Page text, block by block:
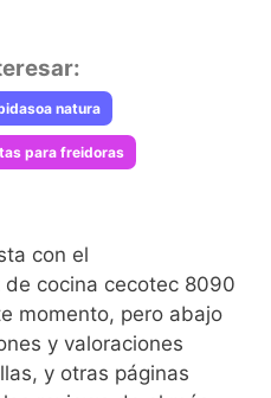
natura
para freidoras
con el
cocina cecotec 8090
momento, pero abajo
y valoraciones
y otras páginas